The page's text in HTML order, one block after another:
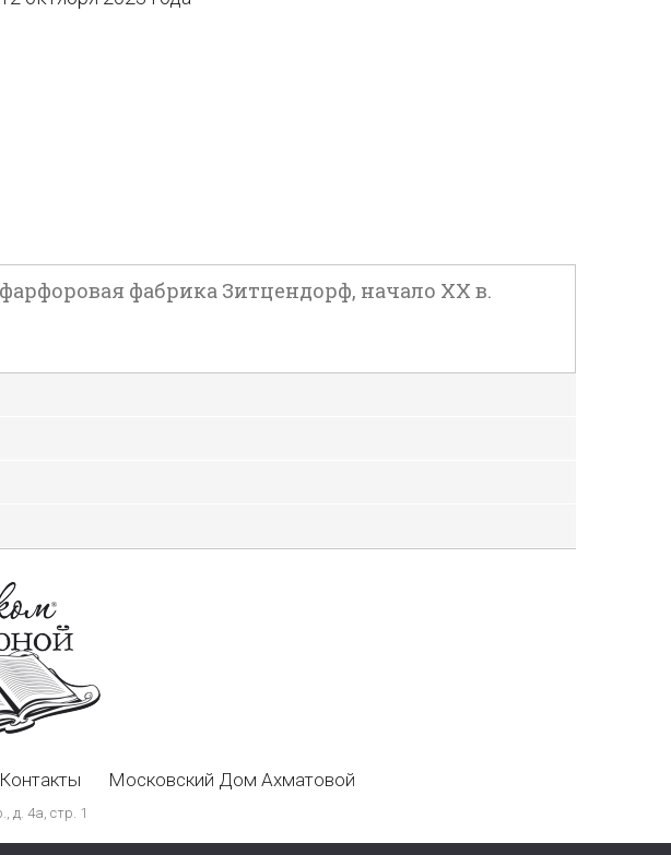
фабрика Зитцендорф, начало XX в.
Контакты Московский Дом Ахматовой
д. 4а, стр. 1